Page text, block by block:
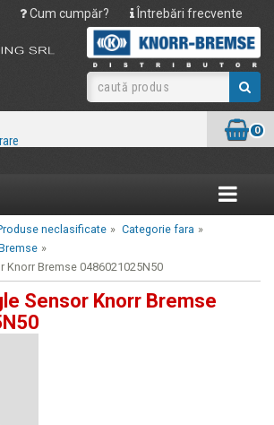
Cum cumpăr? Întrebări frecvente
0
Toggle
neclasificate » Categorie fara »
»
Knorr Bremse 0486021025N50
Sensor Knorr Bremse